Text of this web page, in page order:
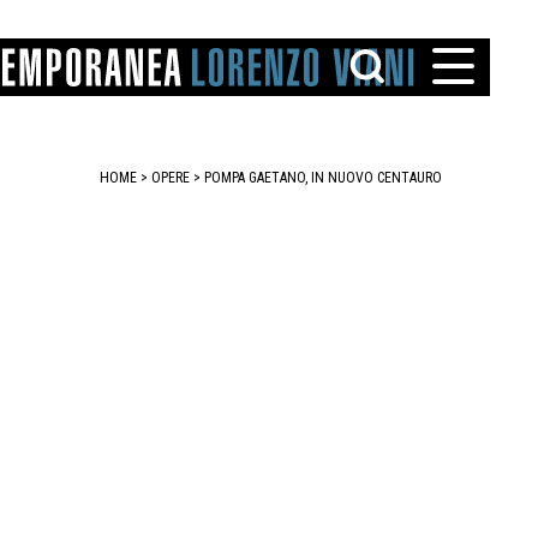
HOME > OPERE > POMPA GAETANO, IN NUOVO CENTAURO